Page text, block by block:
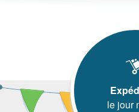
le jour